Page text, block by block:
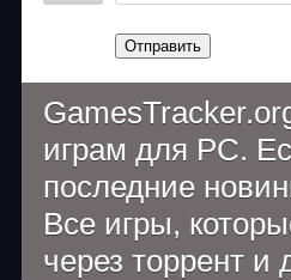
Отправить
играм для PC.
последние
Все игры,
через торрент и